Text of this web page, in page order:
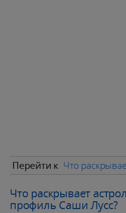
Перейти к Что
Что раскрывает
профиль Саши Лусс?